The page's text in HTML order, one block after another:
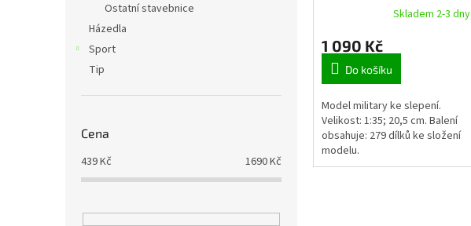
Ostatní stavebnice
Házedla
Sport
Tip
Cena
439Kč 1690Kč
Skladem 2-3 dny
1 090 Kč
Do košíku
Model military ke slepení.
Velikost: 1:35; 20,5 cm. Balení
obsahuje: 279 dílků ke složení
modelu.